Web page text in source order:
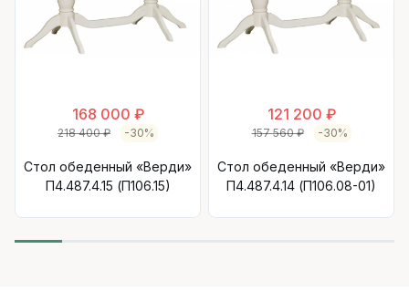
168 000 ₽
218 400 ₽ -30%
Стол обеденный «Верди»
П4.487.4.15 (П106.15)
121 200 ₽
157 560 ₽ -30%
Стол обеденный «Верди»
П4.487.4.14 (П106.08-01)